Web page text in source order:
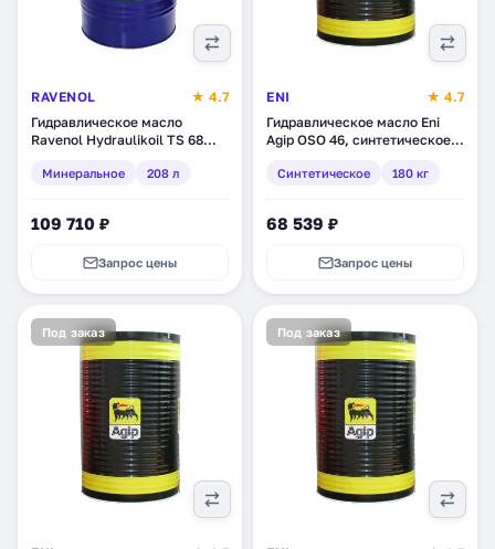
RAVENOL
★ 4.7
Гидравлическое масло
Ravenol Hydraulikoil TS 68
(1323106-208)
Минеральное 208 л
109 710 ₽
Запрос цены
ENI
★ 4.7
Гидравлическое масло Eni
Agip OSO 46, синтетическое,
Синтетическое 180 кг
68 539 ₽
Запрос цены
Под заказ Под заказ